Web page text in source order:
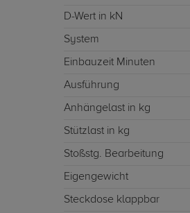
D-Wert in kN
System
Einbauzeit Minuten
Ausführung
Anhängelast in kg
Stützlast in kg
Stoßstg. Bearbeitung
Eigengewicht
Steckdose klappbar